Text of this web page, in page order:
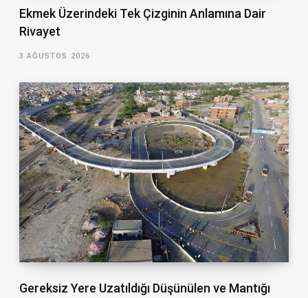
Ekmek Üzerindeki Tek Çizginin Anlamına Dair
Rivayet
3 AĞUSTOS 2026
Gereksiz Yere Uzatıldığı Düşünülen ve Mantığı